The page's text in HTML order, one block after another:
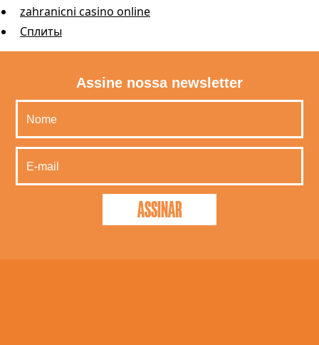
zahranicni casino online
Сплиты
Assine nossa newsletter